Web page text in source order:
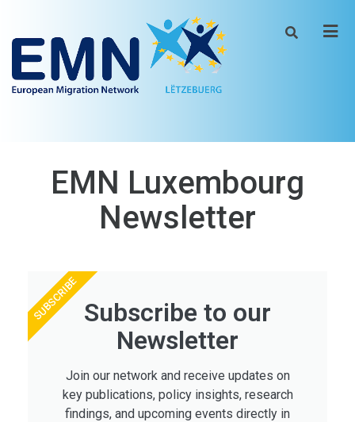
EMN Luxembourg
Newsletter
Subscribe to our
Newsletter
Join our network and receive updates on
key publications, policy insights, research
findings, and upcoming events directly in
SUBSCRIBE